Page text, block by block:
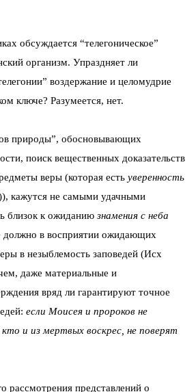
обсуждается “телегоническое”
организм. Упраздняет ли
воздержание и целомудрие
ключе? Разумеется, нет.
природы”, обосновывающих
поиск вещественных доказательств
веры (которая есть уверенность
кажутся не самыми удачными
близок к ожиданию знамения с неба
в восприятии ожидающих
в незыблемость заповедей (Исх
даже материальные и
вряд ли гарантируют точное
если Моисея и пророков не
и из мертвых воскрес, не поверят
рассмотрения представлений о